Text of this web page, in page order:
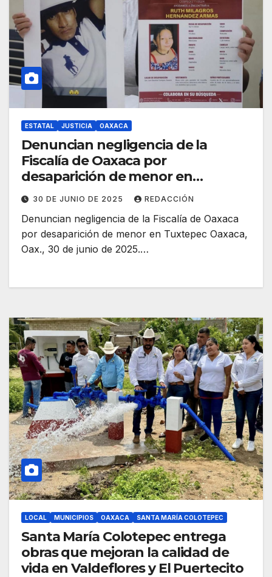
ESTATAL JUSTICIA OAXACA
Denuncian negligencia de la
Fiscalía de Oaxaca por
desaparición de menor en
Tuxtepec
30 DE JUNIO DE 2025 REDACCIÓN
Denuncian negligencia de la Fiscalía de Oaxaca
por desaparición de menor en Tuxtepec Oaxaca,
Oax., 30 de junio de 2025.…
LOCAL MUNICIPIOS OAXACA SANTA MARÍA COLOTEPEC
Santa María Colotepec entrega
obras que mejoran la calidad de
vida en Valdeflores y El Puertecito